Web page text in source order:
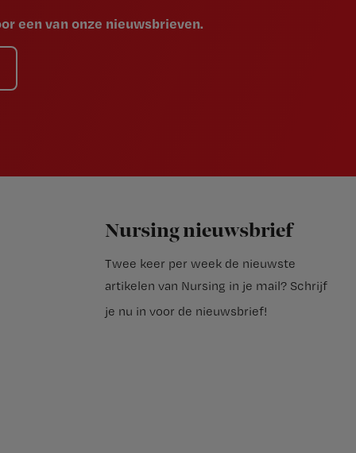
een van onze nieuwsbrieven.
Nursing nieuwsbrief
Twee keer per week de nieuwste
artikelen van Nursing in je mail? Schrijf
je nu in voor de nieuwsbrief!